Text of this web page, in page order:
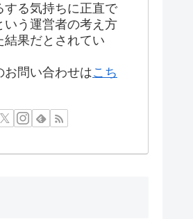
する気持ちに正直で
いう運営者の考え方
結果だとされてい
お問い合わせはこち